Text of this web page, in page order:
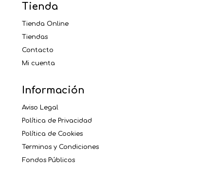
Tienda
Tienda Online
Tiendas
Contacto
Mi cuenta
Información
Aviso Legal
Política de Privacidad
Política de Cookies
Terminos y Condiciones
Fondos Públicos